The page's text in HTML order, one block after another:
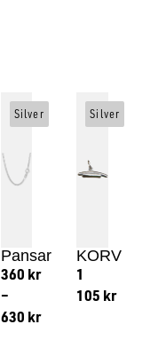
Pansar
360 kr
–
630 kr
Silver
KORV
1
105 kr
Silver